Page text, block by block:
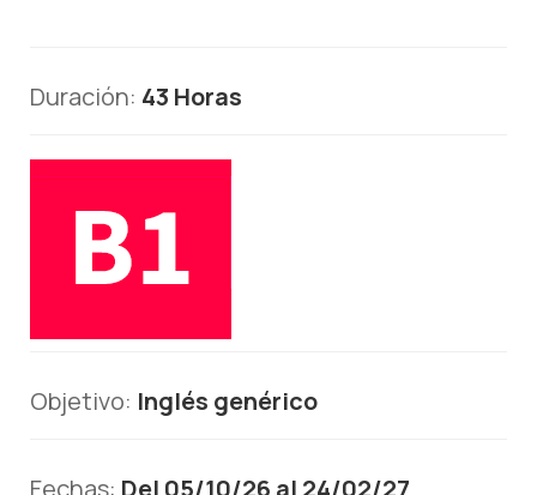
Duración: 43 Horas
Objetivo: Inglés genérico
Fechas: Del 05/10/26 al 24/02/27